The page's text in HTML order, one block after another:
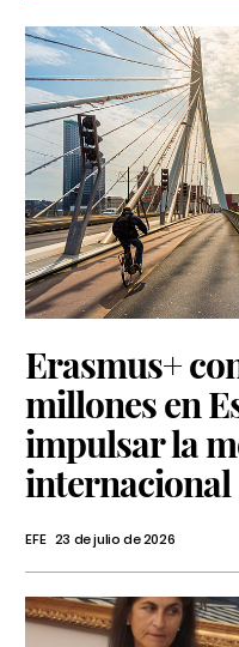
Erasmus+
millones en
impulsar la
internacional
EFE 23 de julio de 2026